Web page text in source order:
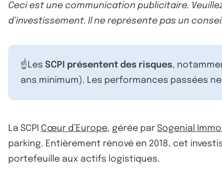
Ceci est une communication publicitaire.
d’investissement. Il ne représente pas un
☝️Les SCPI présentent des risques,
ans minimum). Les performances passées
La SCPI Cœur d’Europe, gérée par Sogenial
parking. Entièrement rénové en 2018, cet
portefeuille aux actifs logistiques.